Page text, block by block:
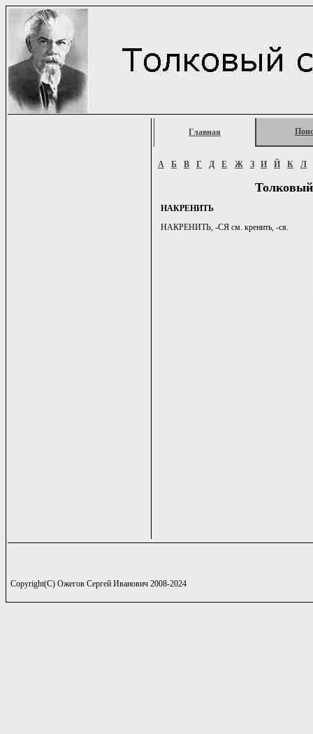
Главная
А Б В Г Д Е Ж З И Й К Л
НАКРЕНИТЬ
НАКРЕНИТЬ, -СЯ см. кренить, -ся.
Copyright(C) Ожегов Сергей Иванович 2008-2024